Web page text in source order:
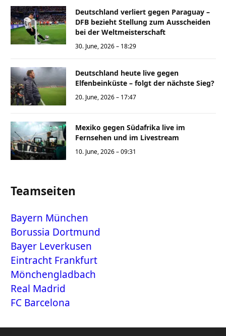
Deutschland verliert gegen Paraguay –
DFB bezieht Stellung zum Ausscheiden
bei der Weltmeisterschaft
30. June, 2026 – 18:29
Deutschland heute live gegen
Elfenbeinküste – folgt der nächste Sieg?
20. June, 2026 – 17:47
Mexiko gegen Südafrika live im
Fernsehen und im Livestream
10. June, 2026 – 09:31
Teamseiten
Bayern München
Borussia Dortmund
Bayer Leverkusen
Eintracht Frankfurt
Mönchengladbach
Real Madrid
FC Barcelona